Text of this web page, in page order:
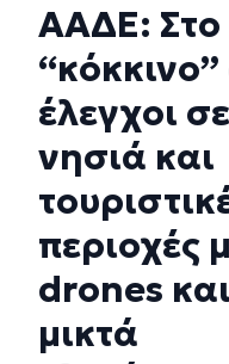
ΑΑΔΕ: Στο
“κόκκινο”
έλεγχοι σε
νησιά και
περιοχές
drones
μικτά